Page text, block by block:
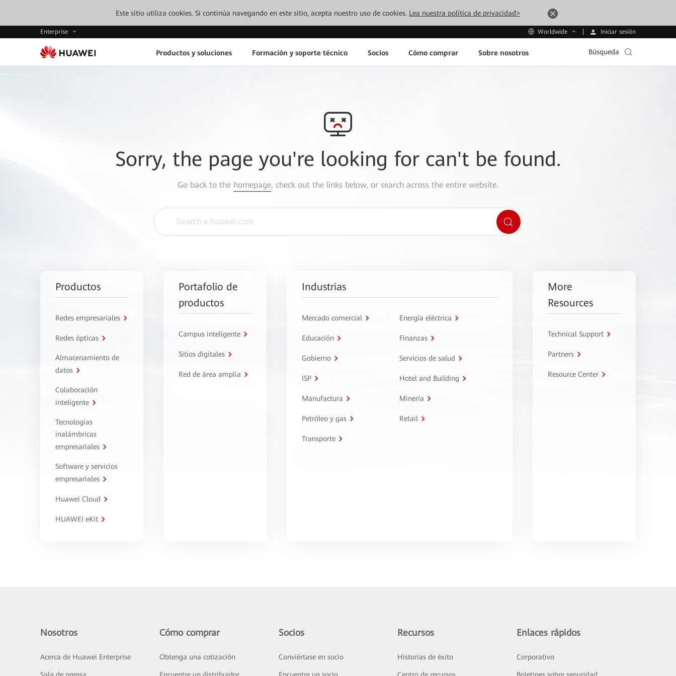
Este sitio utiliza cookies. Si continúa navegando en este sitio, acepta nuestro uso de cookies. Lea nuestra política de privacidad>
Enterprise Worldwide Iniciar sesión
Productos y soluciones Formación y soporte técnico Socios Cómo comprar Sobre nosotros Búsqueda
Sorry, the page you're looking for can't be found.
Go back to the homepage, check out the links below, or search across the entire website.
Productos
Redes empresariales
Redes ópticas
Almacenamiento de
datos
Colaboración
inteligente
Tecnologías
inalámbricas
empresariales
Software y servicios
empresariales
Huawei Cloud
HUAWEI eKit
Portafolio de
productos
Campus inteligente
Sitios digitales
Red de área amplia
Industrias
Mercado comercial Energía eléctrica
Educación Finanzas
Gobierno Servicios de salud
ISP Hotel and Building
Manufactura Minería
Petróleo y gas Retail
Transporte
More
Resources
Technical Support
Partners
Resource Center
Nosotros
Acerca de Huawei Enterprise
Cómo comprar
Obtenga una cotización
Socios
Conviértase en socio
Recursos
Historias de éxito
Enlaces rápidos
Corporativo